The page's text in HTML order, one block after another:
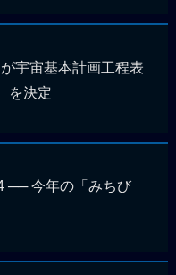
宇宙基本計画工程表
を決定
── 今年の「みちび